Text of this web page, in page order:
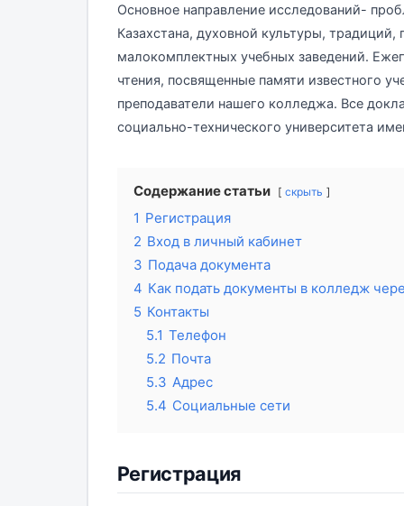
Основное направление исследований-
Казахстана, духовной культуры,
малокомплектных учебных заведений.
чтения, посвященные памяти известного
преподаватели нашего колледжа. Все
социально-технического университета
Содержание статьи скрыть
1 Регистрация
2 Вход в личный кабинет
3 Подача документа
4 Как подать документы в колледж
5 Контакты
5.1 Телефон
5.2 Почта
5.3 Адрес
5.4 Социальные сети
Регистрация